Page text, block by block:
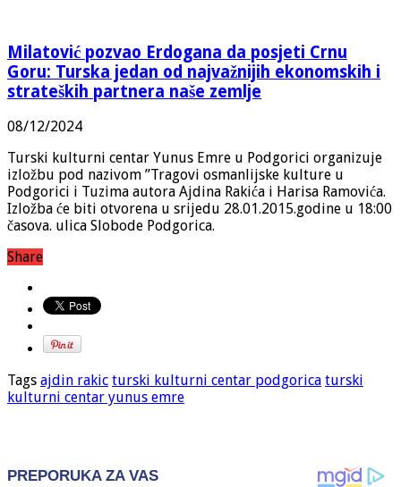
Milatović pozvao Erdogana da posjeti Crnu
Goru: Turska jedan od najvažnijih ekonomskih i
strateških partnera naše zemlje
08/12/2024
Turski kulturni centar Yunus Emre u Podgorici organizuje
izložbu pod nazivom ”Tragovi osmanlijske kulture u
Podgorici i Tuzima autora Ajdina Rakića i Harisa Ramovića.
Izložba će biti otvorena u srijedu 28.01.2015.godine u 18:00
časova. ulica Slobode Podgorica.
Share
Tags ajdin rakic turski kulturni centar podgorica turski
kulturni centar yunus emre